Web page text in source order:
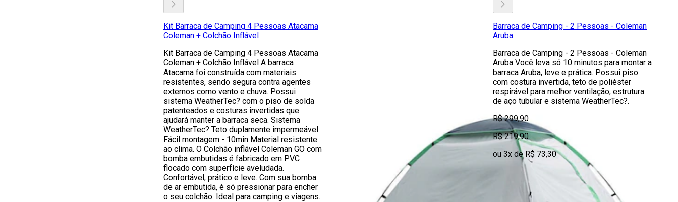
Kit Barraca de Camping 4 Pessoas Atacama
Coleman + Colchão Inflável
Kit Barraca de Camping 4 Pessoas Atacama
Coleman + Colchão Inflável A barraca
Atacama foi construída com materiais
resistentes, sendo segura contra agentes
externos como vento e chuva. Possui
sistema WeatherTec? com o piso de solda
patenteados e costuras invertidas que
ajudará manter a barraca seca. Sistema
WeatherTec? Teto duplamente impermeável
Fácil montagem - 10min Material resistente
ao clima. O Colchão inflável Coleman GO com
bomba embutidas é fabricado em PVC
flocado com superfície aveludada.
Confortável, prático e leve. Com sua bomba
de ar embutida, é só pressionar para encher
o seu colchão. Ideal para camping e viagens.
Barraca de Camping - 2 Pessoas - Coleman
Aruba
Barraca de Camping - 2 Pessoas - Coleman
Aruba Você leva só 10 minutos para montar a
barraca Aruba, leve e prática. Possui piso
com costura invertida, teto de poliéster
respirável para melhor ventilação, estrutura
de aço tubular e sistema WeatherTec?.
R$ 299,90
R$ 219,90
ou 3x de R$ 73,30